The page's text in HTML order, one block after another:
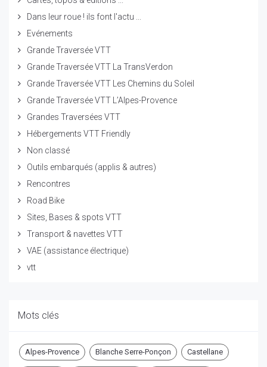
Dans leur roue ! ils font l'actu ...
Evénements
Grande Traversée VTT
Grande Traversée VTT La TransVerdon
Grande Traversée VTT Les Chemins du Soleil
Grande Traversée VTT L’Alpes-Provence
Grandes Traversées VTT
Hébergements VTT Friendly
Non classé
Outils embarqués (applis & autres)
Rencontres
Road Bike
Sites, Bases & spots VTT
Transport & navettes VTT
VAE (assistance électrique)
vtt
Mots clés
Alpes-Provence Blanche Serre-Ponçon Castellane